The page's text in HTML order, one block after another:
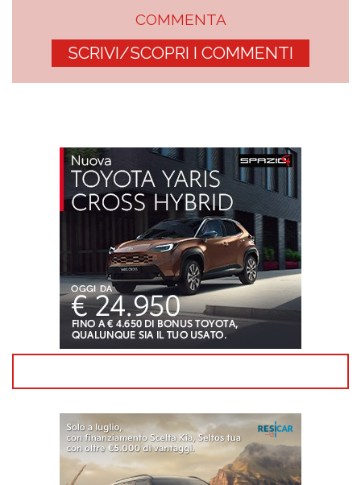
COMMENTA
SCRIVI/SCOPRI I COMMENTI